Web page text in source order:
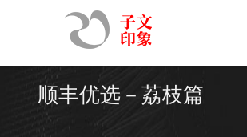
顺丰优选－荔枝篇